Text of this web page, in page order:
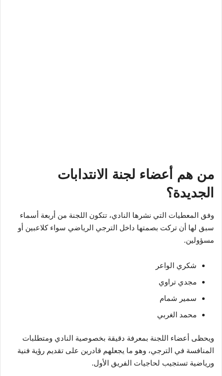
من هم أعضاء لجنة الانتدابات
الجديدة؟
وفق المعطيات التي نشرها النادي، تتكون اللجنة من أربعة أسماء
سبق لها أن تركت بصمتها داخل الترجي الرياضي سواء كلاعبين أو
مسؤولين.
شكري الواعر
مجدي تراوي
سمير شمام
محمد الغربي
ويحظى أعضاء اللجنة بمعرفة دقيقة بخصوصية النادي ومتطلبات
المنافسة في الترجي، وهو ما يجعلهم قادرين على تقديم رؤية فنية
ورياضية تستجيب لحاجيات الفريق الأول.